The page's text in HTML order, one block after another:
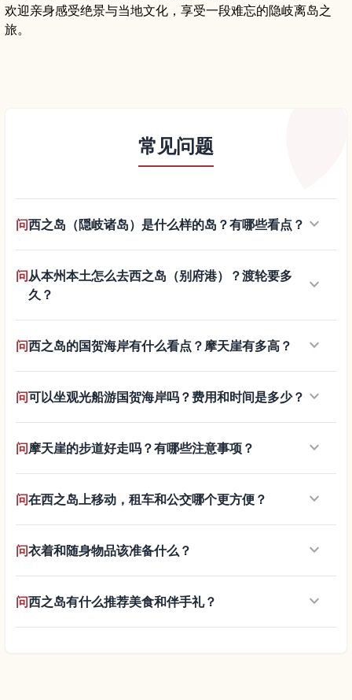
欢迎亲身感受绝景与当地文化，享受一段难忘的隐岐离岛之
旅。
常见问题
问西之岛（隠岐诸岛）是什么样的岛？有哪些看点？ keyboard_arrow_down
问从本州本土怎么去西之岛（别府港）？渡轮要多
久？
keyboard_arrow_down
问西之岛的国贺海岸有什么看点？摩天崖有多高？ keyboard_arrow_down
问可以坐观光船游国贺海岸吗？费用和时间是多少？ keyboard_arrow_down
问摩天崖的步道好走吗？有哪些注意事项？ keyboard_arrow_down
问在西之岛上移动，租车和公交哪个更方便？ keyboard_arrow_down
问衣着和随身物品该准备什么？ keyboard_arrow_down
问西之岛有什么推荐美食和伴手礼？ keyboard_arrow_down